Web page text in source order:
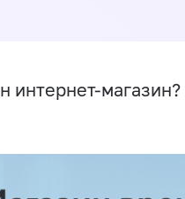
интернет-магазин?